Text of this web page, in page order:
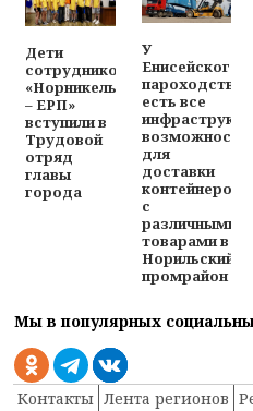
Дети
сотрудников
«Норникель
– ЕРП»
вступили в
Трудовой
отряд
главы
города
У
Енисейского
пароходства
есть все
возможности
для
доставки
контейнеров
с
различными
товарами в
Норильский
промрайон
Мы в популярных
Контакты Лента регионов